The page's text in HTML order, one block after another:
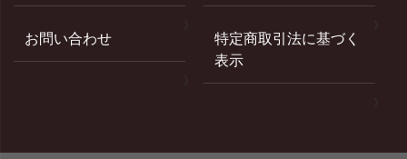
お問い合わせ
特定商取引法に基づく
表示